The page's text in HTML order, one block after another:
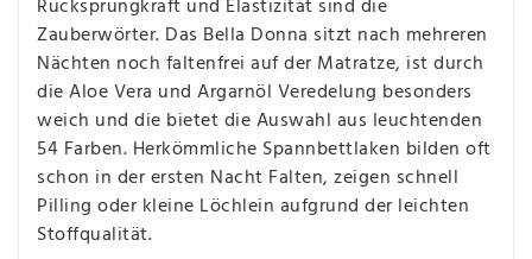
Rücksprungkraft und Elastizität sind die
Zauberwörter. Das Bella Donna sitzt nach mehreren
Nächten noch faltenfrei auf der Matratze, ist durch
die Aloe Vera und Argarnöl Veredelung besonders
weich und die bietet die Auswahl aus leuchtenden
54 Farben. Herkömmliche Spannbettlaken bilden oft
schon in der ersten Nacht Falten, zeigen schnell
Pilling oder kleine Löchlein aufgrund der leichten
Stoffqualität.